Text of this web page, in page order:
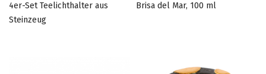
4er-Set Teelichthalter aus
Steinzeug
Brisa del Mar, 100 ml